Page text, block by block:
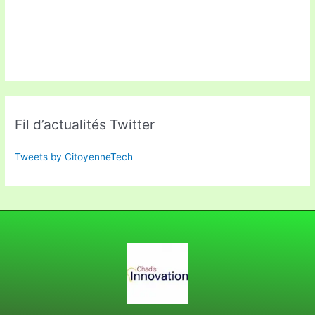
Fil d’actualités Twitter
Tweets by CitoyenneTech